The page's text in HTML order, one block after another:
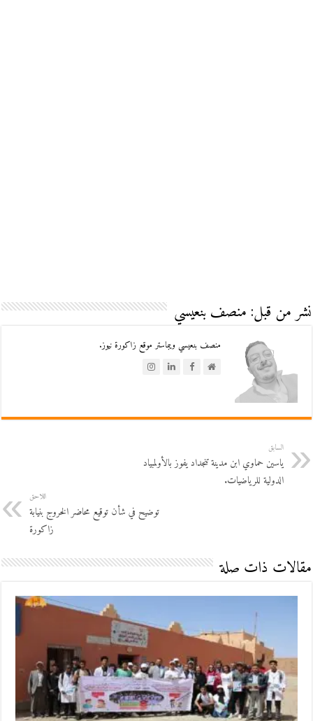
نشر من قبل: منصف بنعيسي
منصف بنعيسي ويبماستر موقع زاكورة نيوز.
السابق
ياسين حماوي ابن مدينة تنجداد يفوز بالأولمبياد
الدولية للرياضيات.
اللاحق
توضيح في شأن توقيع محاضر الخروج بنيابة
زاكورة
مقالات ذات صلة